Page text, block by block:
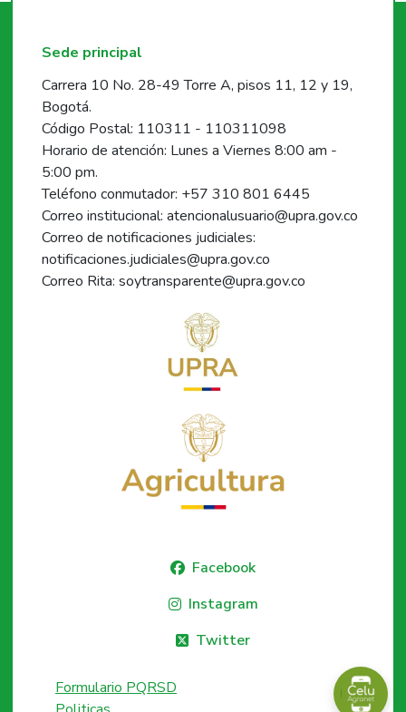
Sede principal
Carrera 10 No. 28-49 Torre A, pisos 11, 12 y 19,
Bogotá.
Código Postal: 110311 - 110311098
Horario de atención: Lunes a Viernes 8:00 am -
5:00 pm.
Teléfono conmutador: +57 310 801 6445
Correo institucional: atencionalusuario@upra.gov.co
Correo de notificaciones judiciales:
notificaciones.judiciales@upra.gov.co
Correo Rita: soytransparente@upra.gov.co
Facebook
Instagram
Twitter
Formulario PQRSD